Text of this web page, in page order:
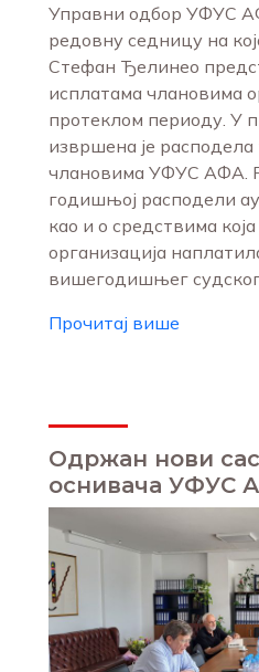
Управни одбор УФУС
редовну седницу на
Стефан Ђелинео
исплатама члановима
протеклом периоду. У
извршена је расподела
члановима УФУС АФА.
годишњој расподели
као и о средствима
организација
вишегодишњег
Прочитај више
Одржан нови
оснивача УФУС